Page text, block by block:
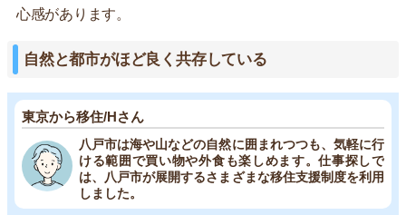
心感があります。
自然と都市がほど良く共存している
東京から移住/Hさん
八戸市は海や山などの自然に囲まれつつも、気軽に行
ける範囲で買い物や外食も楽しめます。仕事探しで
は、八戸市が展開するさまざまな移住支援制度を利用
しました。